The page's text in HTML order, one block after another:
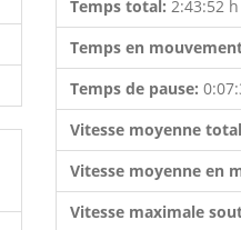
Temps total: 2:43:52 h
Temps en
Temps de pause:
Vitesse moyenne
Vitesse moyenne en
Vitesse maximale